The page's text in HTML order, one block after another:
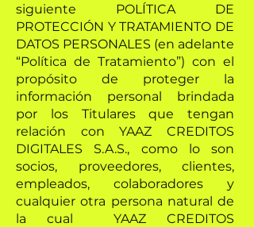
siguiente POLÍTICA DE
PROTECCIÓN Y TRATAMIENTO DE
DATOS PERSONALES (en adelante
“Política de Tratamiento”) con el
propósito de proteger la
información personal brindada
por los Titulares que tengan
relación con YAAZ CREDITOS
DIGITALES S.A.S., como lo son
socios, proveedores, clientes,
empleados, colaboradores y
cualquier otra persona natural de
la cual YAAZ CREDITOS